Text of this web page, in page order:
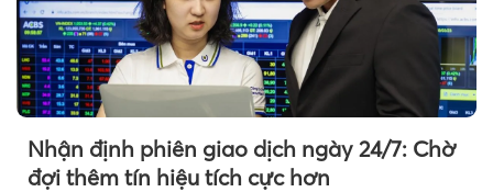
Nhận định phiên giao dịch ngày 24/7: Chờ
đợi thêm tín hiệu tích cực hơn